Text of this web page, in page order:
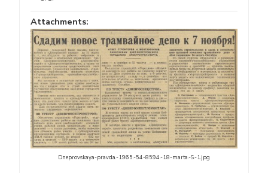
Attachments:
Dneprovskaya-pravda.-1965.-54-8594.-18-marta.-S.-1.jpg